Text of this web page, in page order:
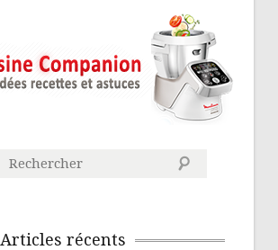
Articles récents